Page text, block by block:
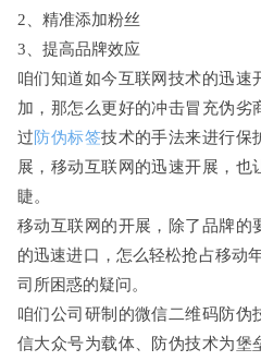
2、精准添加粉丝
3、提高品牌效应
咱们知道如今互联网技术的迅速
加，那怎么更好的冲击冒充伪劣
过防伪标签技术的手法来进行保
展，移动互联网的迅速开展，也
睫。
移动互联网的开展，除了品牌的
的迅速进口，怎么轻松抢占移动
司所困惑的疑问。
咱们公司研制的微信二维码防伪
信大众号为载体、防伪技术为堡